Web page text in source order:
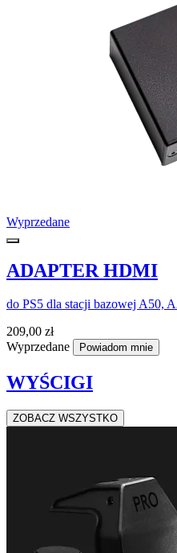
Wyprzedane
ADAPTER HDMI
do PS5 dla stacji bazowej A50,
209,00 zł
Wyprzedane
Powiadom mnie
WYŚCIGI
ZOBACZ WSZYSTKO